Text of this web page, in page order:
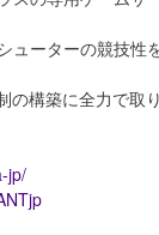
ューターの競技性
の構築に全力で取り
jp/